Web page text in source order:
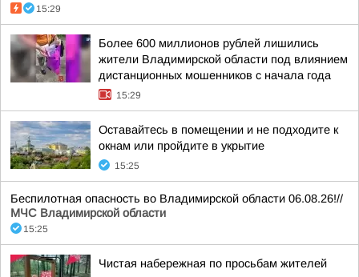
15:29
Более 600 миллионов рублей лишились
жители Владимирской области под влиянием
дистанционных мошенников с начала года
15:29
Оставайтесь в помещении и не подходите к
окнам или пройдите в укрытие
15:25
Беспилотная опасность во Владимирской области 06.08.26!//
МЧС Владимирской области
15:25
Чистая набережная по просьбам жителей